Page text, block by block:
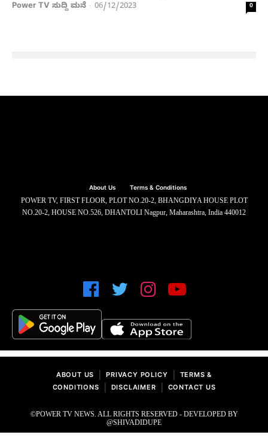
Power TV ಸುದ್ದಿ ಮನೆ - 06/12/2023 0
About Us Terms & Conditions
POWER TV, FIRST FLOOR, PLOT NO.20-2, BHANGDIYA HOUSE PLOT
NO.20-2, HOUSE NO.526, DHANTOLI Nagpur, Maharashtra, India 440012
ABOUT US PRIVACY POLICY
TERMS &
CONDITIONS
DISCLAIMER CONTACT US
©POWER TV NEWS. ALL RIGHTS RESERVED - DEVELOPED BY
@SHIVADIDUPE